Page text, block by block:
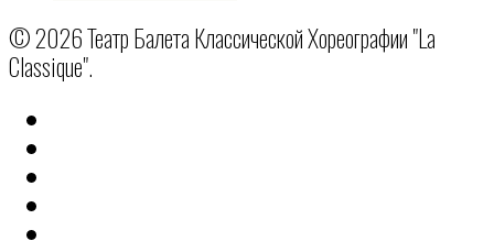
© 2026 Театр Балета Классической Хореографии "La
Classique".